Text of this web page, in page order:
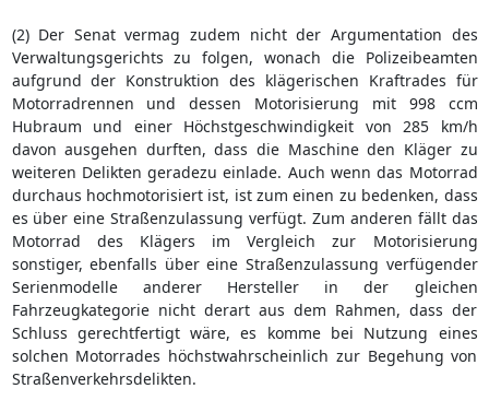
(2) Der Senat vermag zudem nicht der Argumentation des
Verwaltungsgerichts zu folgen, wonach die Polizeibeamten
aufgrund der Konstruktion des klägerischen Kraftrades für
Motorradrennen und dessen Motorisierung mit 998 ccm
Hubraum und einer Höchstgeschwindigkeit von 285 km/h
davon ausgehen durften, dass die Maschine den Kläger zu
weiteren Delikten geradezu einlade. Auch wenn das Motorrad
durchaus hochmotorisiert ist, ist zum einen zu bedenken, dass
es über eine Straßenzulassung verfügt. Zum anderen fällt das
Motorrad des Klägers im Vergleich zur Motorisierung
sonstiger, ebenfalls über eine Straßenzulassung verfügender
Serienmodelle anderer Hersteller in der gleichen
Fahrzeugkategorie nicht derart aus dem Rahmen, dass der
Schluss gerechtfertigt wäre, es komme bei Nutzung eines
solchen Motorrades höchstwahrscheinlich zur Begehung von
Straßenverkehrsdelikten.